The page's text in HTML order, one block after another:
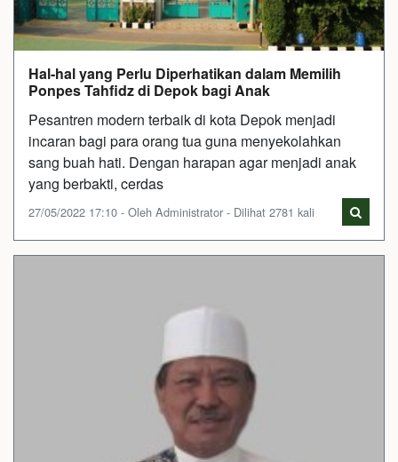
Hal-hal yang Perlu Diperhatikan dalam Memilih
Ponpes Tahfidz di Depok bagi Anak
Pesantren modern terbaik di kota Depok menjadi
incaran bagi para orang tua guna menyekolahkan
sang buah hati. Dengan harapan agar menjadi anak
yang berbakti, cerdas
27/05/2022 17:10 - Oleh Administrator - Dilihat 2781 kali